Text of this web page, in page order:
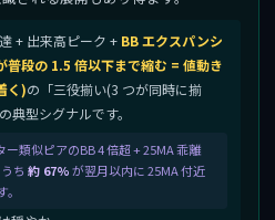
+ 出来高ピーク + BB エクスパンシ
普段の 1.5 倍以下まで縮む = 値動き
く)の「三役揃い(3 つが同時に揃
典型シグナルです。
ー類似ピアのBB 4 倍超 + 25MA 乖離
ち 約 67%が翌月以内に 25MA 付近